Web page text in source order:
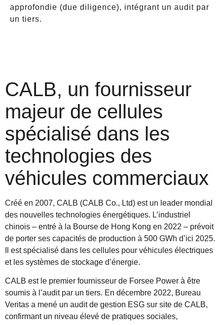
approfondie (due diligence), intégrant un audit par
un tiers.
CALB, un fournisseur
majeur de cellules
spécialisé dans les
technologies des
véhicules commerciaux
Créé en 2007, CALB (CALB Co., Ltd) est un leader mondial
des nouvelles technologies énergétiques. L’industriel
chinois – entré à la Bourse de Hong Kong en 2022 – prévoit
de porter ses capacités de production à 500 GWh d’ici 2025.
Il est spécialisé dans les cellules pour véhicules électriques
et les systèmes de stockage d’énergie.
CALB est le premier fournisseur de Forsee Power à être
soumis à l’audit par un tiers. En décembre 2022, Bureau
Veritas a mené un audit de gestion ESG sur site de CALB,
confirmant un niveau élevé de pratiques sociales,